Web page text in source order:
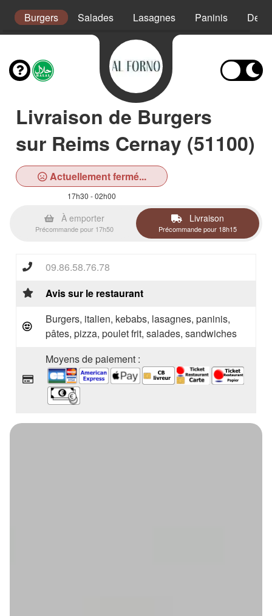
Burgers Salades Lasagnes Paninis
Livraison de Burgers
sur Reims Cernay (51100)
Actuellement fermé...
17h30 - 02h00
À emporter
Précommande pour 17h50
Livraison
Précommande pour 18h15
09.86.58.76.78
Avis sur le restaurant
Burgers, italien, kebabs, lasagnes, paninis,
pâtes, pizza, poulet frit, salades, sandwiches
Moyens de paiement :